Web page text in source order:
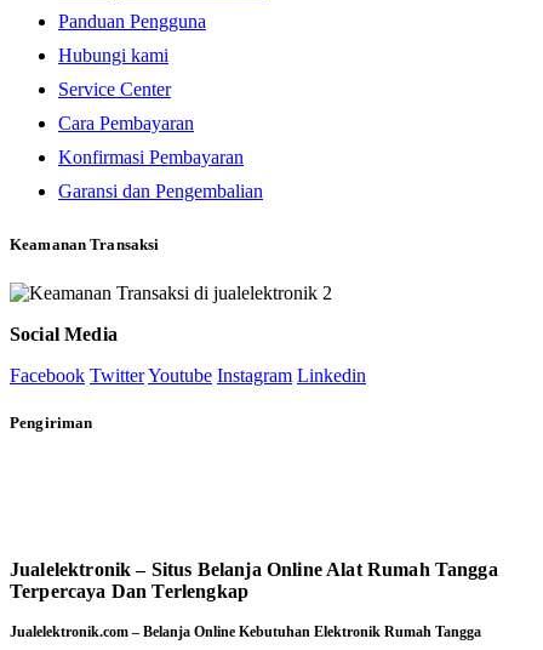
Panduan Pengguna
Hubungi kami
Service Center
Cara Pembayaran
Konfirmasi Pembayaran
Garansi dan Pengembalian
Keamanan Transaksi
Social Media
Facebook TwitterYoutube Instagram Linkedin
Pengiriman
Jualelektronik – Situs Belanja Online Alat Rumah Tangga
Terpercaya Dan Terlengkap
Jualelektronik.com – Belanja Online Kebutuhan Elektronik Rumah Tangga